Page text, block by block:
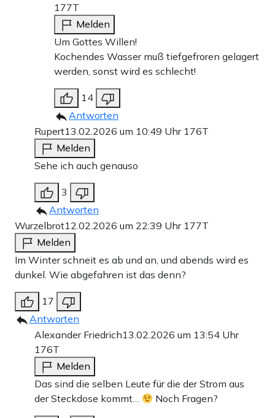
177T
Melden
Um Gottes Willen!
Kochendes Wasser muß tiefgefroren gelagert
werden, sonst wird es schlecht!
14
Antworten
Rupert13.02.2026 um 10:49 Uhr 176T
Melden
Sehe ich auch genauso
3
Antworten
Wurzelbrot12.02.2026 um 22:39 Uhr 177T
Melden
Im Winter schneit es ab und an, und abends wird es
dunkel. Wie abgefahren ist das denn?
17
Antworten
Alexander Friedrich13.02.2026 um 13:54 Uhr
176T
Melden
Das sind die selben Leute für die der Strom aus
der Steckdose kommt…
Noch Fragen?